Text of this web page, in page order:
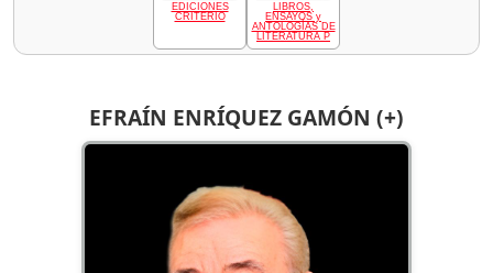
EFRAÍN ENRÍQUEZ GAMÓN (+)
EDICIONES
CRITERIO
LIBROS,
ENSAYOS y
ANTOLOGÍAS DE
LITERATURA P